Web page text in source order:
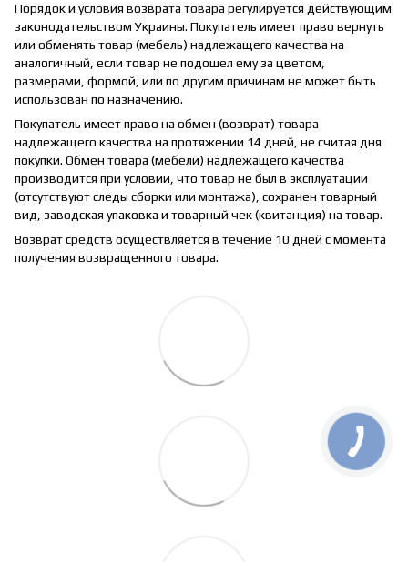
Порядок и условия возврата товара регулируется действующим
законодательством Украины. Покупатель имеет право вернуть
или обменять товар (мебель) надлежащего качества на
аналогичный, если товар не подошел ему за цветом,
размерами, формой, или по другим причинам не может быть
использован по назначению.
Покупатель имеет право на обмен (возврат) товара
надлежащего качества на протяжении 14 дней, не считая дня
покупки. Обмен товара (мебели) надлежащего качества
производится при условии, что товар не был в эксплуатации
(отсутствуют следы сборки или монтажа), сохранен товарный
вид, заводская упаковка и товарный чек (квитанция) на товар.
Возврат средств осуществляется в течение 10 дней с момента
получения возвращенного товара.